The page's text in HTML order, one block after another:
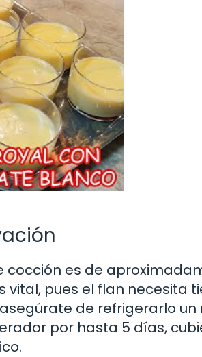
es de
vital, pues el flan necesita
de refrigerarlo un
por hasta 5 días,